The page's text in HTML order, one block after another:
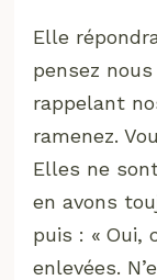
Elle
pensez
rappelant
ramenez.
Elles ne
en avons
puis : « Oui,
enlevées.